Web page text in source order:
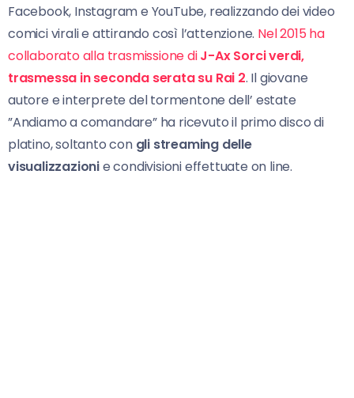
Facebook, Instagram e YouTube, realizzando dei video
comici virali e attirando così l’attenzione. Nel 2015 ha
collaborato alla trasmissione diJ-Ax Sorci verdi,
trasmessa in seconda serata su Rai 2. Il giovane
autore e interprete del tormentone dell’ estate
”Andiamo a comandare” ha ricevuto il primo disco di
platino, soltanto con gli streaming delle
visualizzazionie condivisioni effettuate on line.